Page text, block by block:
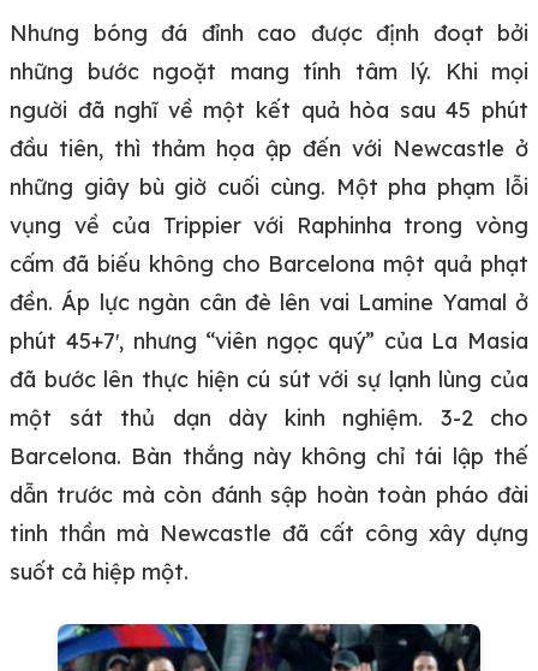
Nhưng bóng đá đỉnh cao được định đoạt bởi
những bước ngoặt mang tính tâm lý. Khi mọi
người đã nghĩ về một kết quả hòa sau 45 phút
đầu tiên, thì thảm họa ập đến với Newcastle ở
những giây bù giờ cuối cùng. Một pha phạm lỗi
vụng về của Trippier với Raphinha trong vòng
cấm đã biếu không cho Barcelona một quả phạt
đền. Áp lực ngàn cân đè lên vai Lamine Yamal ở
phút 45+7′, nhưng “viên ngọc quý” của La Masia
đã bước lên thực hiện cú sút với sự lạnh lùng của
một sát thủ dạn dày kinh nghiệm. 3-2 cho
Barcelona. Bàn thắng này không chỉ tái lập thế
dẫn trước mà còn đánh sập hoàn toàn pháo đài
tinh thần mà Newcastle đã cất công xây dựng
suốt cả hiệp một.